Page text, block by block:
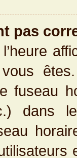
pas
fuseau
dans